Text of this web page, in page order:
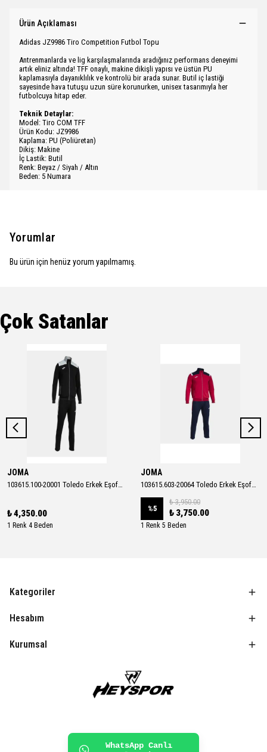
Ürün Açıklaması
Adidas JZ9986 Tiro Competition Futbol Topu
Antrenmanlarda ve lig karşılaşmalarında aradığınız performans deneyimi
artık eliniz altında! TFF onaylı, makine dikişli yapısı ve üstün PU
kaplamasıyla dayanıklılık ve kontrolü bir arada sunar. Butil iç lastiği
sayesinde hava tutuşu uzun süre korunurken, unisex tasarımıyla her
futbolcuya hitap eder.
Teknik Detaylar:
Model: Tiro COM TFF
Ürün Kodu: JZ9986
Kaplama: PU (Poliüretan)
Dikiş: Makine
İç Lastik: Butil
Renk: Beyaz / Siyah / Altın
Beden: 5 Numara
Yorumlar
Bu ürün için henüz yorum yapılmamış.
Çok Satanlar
JOMA
103615.100-20001 Toledo Erkek Eşofman Takımı
₺ 4,350.00
1 Renk 4 Beden
JOMA
103615.603-20064 Toledo Erkek Eşofman Takımı
%5
₺ 3,950.00
₺ 3,750.00
1 Renk 5 Beden
Kategoriler
Hesabım
Kurumsal
WhatsApp Canlı